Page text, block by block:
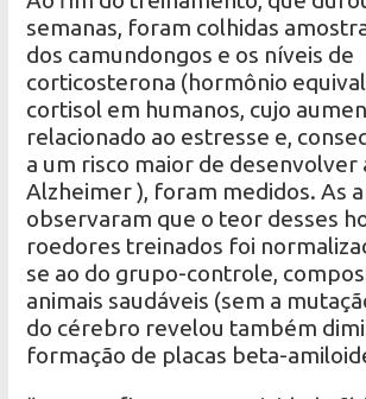
semanas, foram colhidas
dos camundongos e os níveis de
corticosterona (hormônio
cortisol em humanos, cujo
relacionado ao estresse e,
a um risco maior de desenvolver
Alzheimer ), foram medidos. As
observaram que o teor desses
roedores treinados foi
se ao do grupo-controle,
animais saudáveis ​​(sem a
do cérebro revelou também
formação de placas beta-